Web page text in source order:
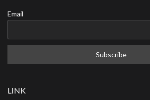
Email
LINK